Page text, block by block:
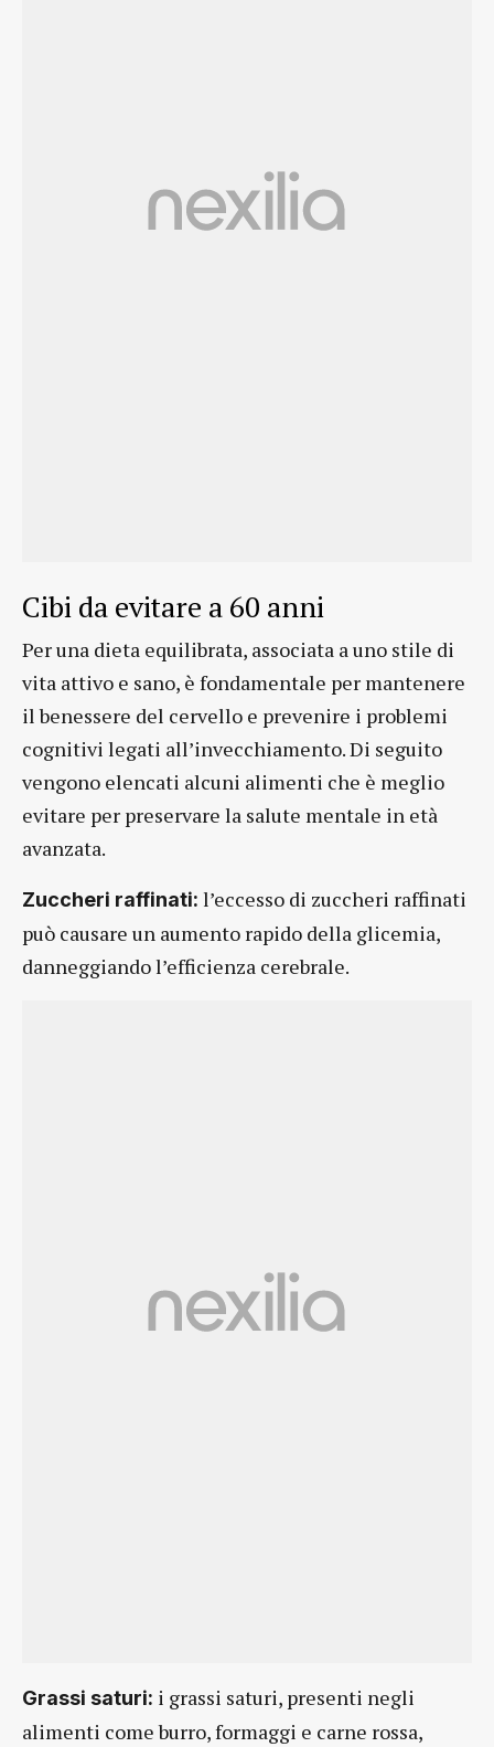
Cibi da evitare a 60 anni
Per una dieta equilibrata, associata a uno stile di
vita attivo e sano, è fondamentale per mantenere
il benessere del cervello e prevenire i problemi
cognitivi legati all’invecchiamento. Di seguito
vengono elencati alcuni alimenti che è meglio
evitare per preservare la salute mentale in età
avanzata.
Zuccheri raffinati: l’eccesso di zuccheri raffinati
può causare un aumento rapido della glicemia,
danneggiando l’efficienza cerebrale.
Grassi saturi: i grassi saturi, presenti negli
alimenti come burro, formaggi e carne rossa,